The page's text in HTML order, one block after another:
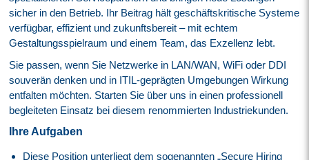
sicher in den Betrieb. Ihr Beitrag hält geschäftskritische Systeme
verfügbar, effizient und zukunftsbereit – mit echtem
Gestaltungsspielraum und einem Team, das Exzellenz lebt.
Sie passen, wenn Sie Netzwerke in LAN/WAN, WiFi oder DDI
souverän denken und in ITIL-geprägten Umgebungen Wirkung
entfalten möchten. Starten Sie über uns in einen professionell
begleiteten Einsatz bei diesem renommierten Industriekunden.
Ihre Aufgaben
Diese Position unterliegt dem sogenannten „Secure Hiring